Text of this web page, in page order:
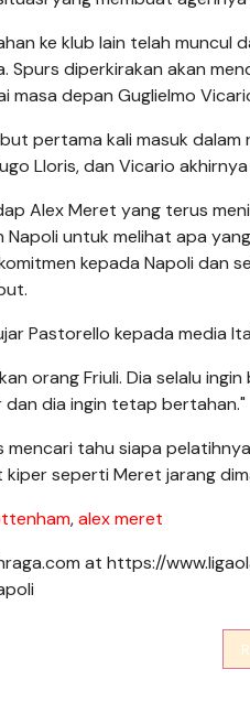
ke klub lain telah
Spurs diperkirakan akan
masa depan Guglielmo
pertama kali masuk
Lloris, dan Vicario
Alex Meret yang terus
untuk melihat apa
kepada Napoli dan
Pastorello kepada media
orang Friuli. Dia selalu
dan dia ingin tetap bertahan."
mencari tahu siapa
kiper seperti Meret jarang
,alex meret
at https://